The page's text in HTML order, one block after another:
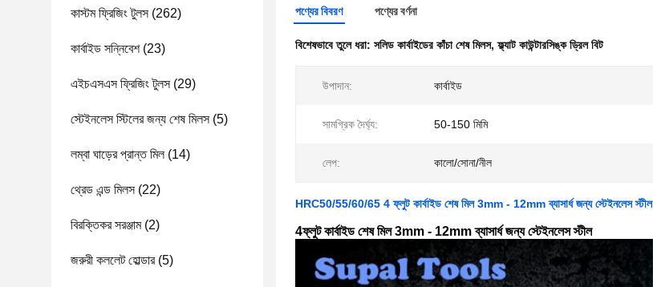
কাস্টম ফ্রিজিং টুলস(262)
কার্বাইড সন্নিবেশ(23)
এইচএসএস ফ্রিজিং টুলস(29)
স্টেইনলেস স্টিলের জন্য শেষ মিলস(5)
লম্বা ঘাড়ের প্রান্ত মিল(14)
থ্রেড এন্ড মিলস(22)
বিরক্তিকর সরঞ্জাম(2)
জরুরী কললেট হোল্ডার(5)
পণ্যের বিবরণ পণ্যের বর্ণনা
বিশেষভাবে তুলে ধরা: সলিড কার্বাইডের কাঁচা শেষ মিলস,ফ্ল্যাট কাউন্টারসিঙ্ক ড্রিল বিট
উপাদান: কার্বাইড
সামগ্রিক দৈর্ঘ্য: 50-150 মিমি
লেপ: কালো/সোনা/নীল
HRC50/55/60/65 4 ফ্লুট কার্বাইড শেষ মিল 3mm - 12mm ব্যাসার্ধ জন্য স্টেইনলেস স্টীল
4ফ্লুট কার্বাইড শেষ মিল 3mm - 12mm ব্যাসার্ধ জন্য স্টেইনলেস স্টীল